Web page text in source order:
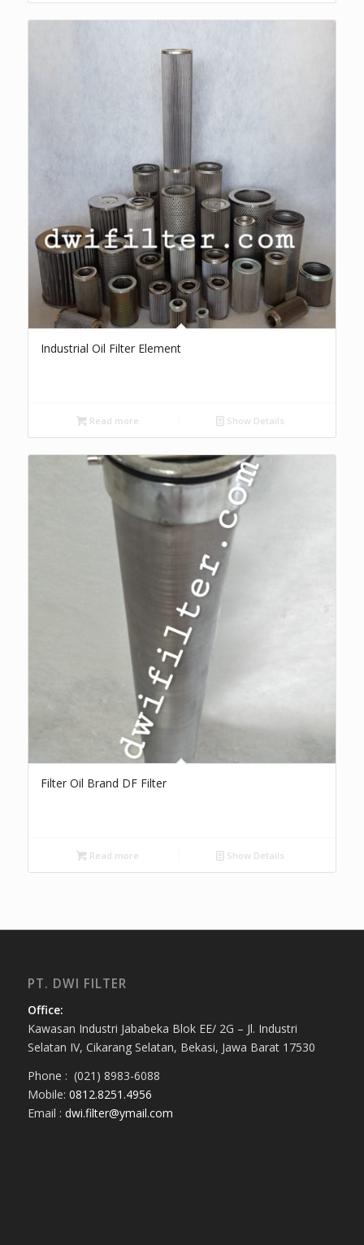
Industrial Oil Filter Element
Read more Show Details
Filter Oil Brand DF Filter
Read more Show Details
PT. DWI FILTER
Office:
Kawasan Industri Jababeka Blok EE/ 2G – Jl. Industri
Selatan IV, Cikarang Selatan, Bekasi, Jawa Barat 17530
Phone : (021) 8983-6088
Mobile: 0812.8251.4956
Email : dwi.filter@ymail.com